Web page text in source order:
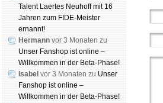
Talent Laertes Neuhoff mit 16
Jahren zum FIDE-Meister
ernannt!
Hermann vor 3 Monaten zu
Unser Fanshop ist online –
Willkommen in der Beta-Phase!
Isabel vor 3 Monaten zu Unser
Fanshop ist online –
Willkommen in der Beta-Phase!